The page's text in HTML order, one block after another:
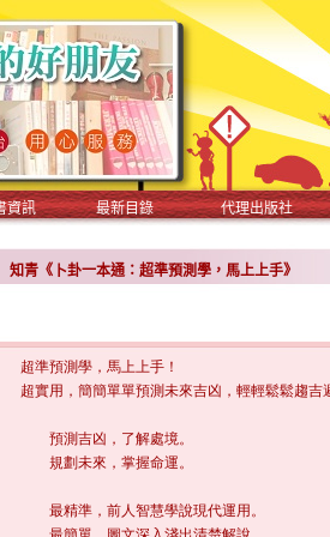
資訊 最新目錄 代理出版社
知青《卜卦一本通：超準預測學，馬上上手》